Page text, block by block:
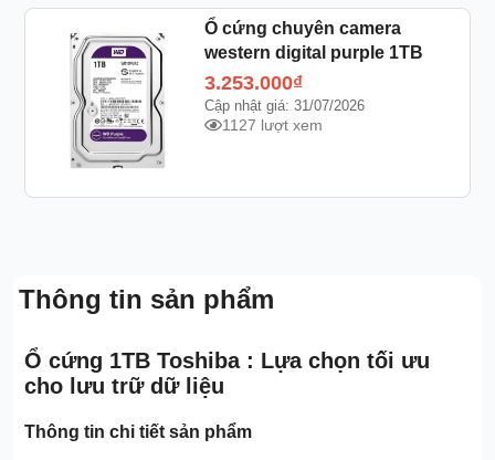
Thông tin sản phẩm
Ổ cứng 1TB Toshiba : Lựa chọn tối ưu
cho lưu trữ dữ liệu
Thông tin chi tiết sản phẩm
Ổ cứng chuyên camera
western digital purple 1TB
3.253.000₫
Cập nhật giá: 31/07/2026
1127 lượt xem